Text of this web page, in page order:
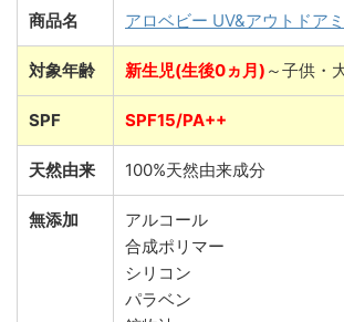
商品名 アロベビー UV&アウトドア
対象年齢 新生児(生後0ヵ月) ～子供・
SPF SPF15/PA++
天然由来 100%天然由来成分
無添加
アルコール
合成ポリマー
シリコン
パラベン